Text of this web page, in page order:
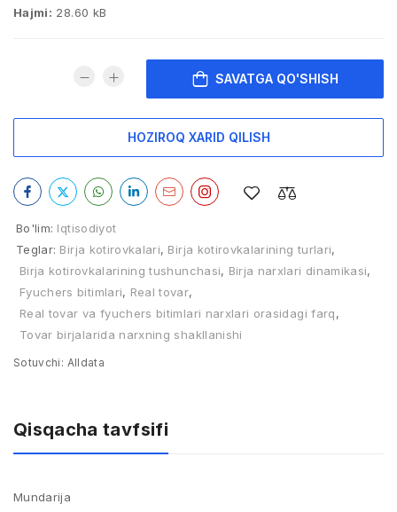
Hajmi: 28.60 kB
SAVATGA QO'SHISH
HOZIROQ XARID QILISH
Bo'lim: Iqtisodiyot
Teglar: Birja kotirovkalari, Birja kotirovkalarining turlari,
Birja kotirovkalarining tushunchasi, Birja narxlari dinamikasi,
Fyuchers bitimlari, Real tovar,
Real tovar va fyuchers bitimlari narxlari orasidagi farq,
Tovar birjalarida narxning shakllanishi
Sotuvchi: Alldata
Qisqacha tavfsifi
Mundarija